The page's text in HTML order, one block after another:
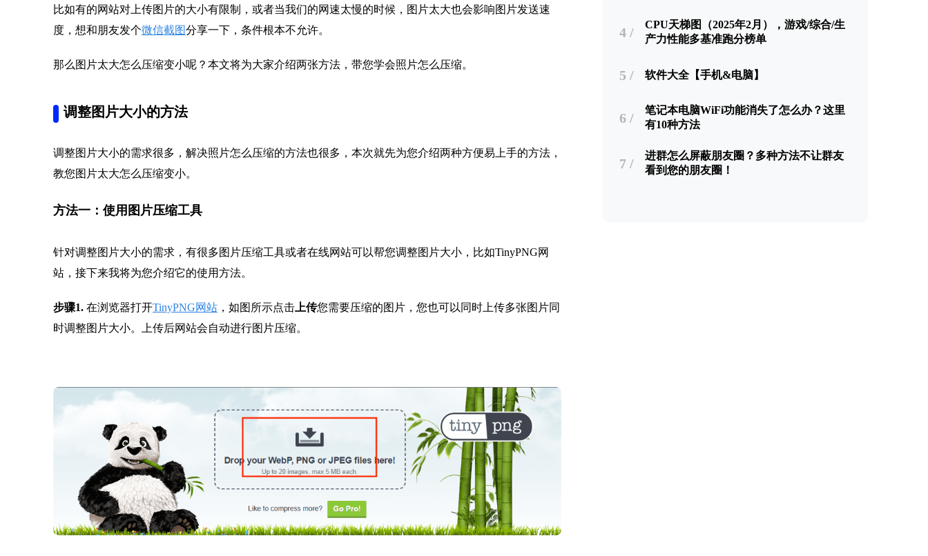
比如有的网站对上传图片的大小有限制，或者当我们的网速太慢的时候，图片太大也会影响图片发送速
度，想和朋友发个微信截图分享一下，条件根本不允许。
那么图片太大怎么压缩变小呢？本文将为大家介绍两张方法，带您学会照片怎么压缩。
调整图片大小的方法
调整图片大小的需求很多，解决照片怎么压缩的方法也很多，本次就先为您介绍两种方便易上手的方法，
教您图片太大怎么压缩变小。
方法一：使用图片压缩工具
针对调整图片大小的需求，有很多图片压缩工具或者在线网站可以帮您调整图片大小，比如TinyPNG网
站，接下来我将为您介绍它的使用方法。
步骤1. 在浏览器打开TinyPNG网站 ，如图所示点击 上传您需要压缩的图片，您也可以同时上传多张图片同
时调整图片大小。上传后网站会自动进行图片压缩。
4 /
CPU天梯图（2025年2月），游戏/综合/生
产力性能多基准跑分榜单
5 / 软件大全【手机&电脑】
6 /
笔记本电脑WiFi功能消失了怎么办？这里
有10种方法
7 /
进群怎么屏蔽朋友圈？多种方法不让群友
看到您的朋友圈！